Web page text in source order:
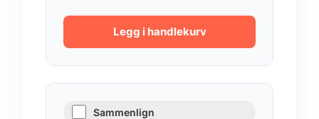
Legg i handlekurv
Sammenlign